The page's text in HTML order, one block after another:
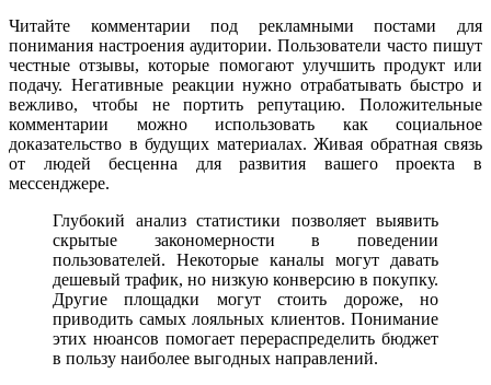
Читайте комментарии под рекламными постами для
понимания настроения аудитории. Пользователи часто пишут
честные отзывы, которые помогают улучшить продукт или
подачу. Негативные реакции нужно отрабатывать быстро и
вежливо, чтобы не портить репутацию. Положительные
комментарии можно использовать как социальное
доказательство в будущих материалах. Живая обратная связь
от людей бесценна для развития вашего проекта в
мессенджере.
Глубокий анализ статистики позволяет выявить
скрытые закономерности в поведении
пользователей. Некоторые каналы могут давать
дешевый трафик, но низкую конверсию в покупку.
Другие площадки могут стоить дороже, но
приводить самых лояльных клиентов. Понимание
этих нюансов помогает перераспределить бюджет
в пользу наиболее выгодных направлений.